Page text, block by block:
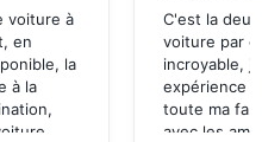
voiture à
en
la
à la
C'est la
voiture par
incroyable,
expérience
toute ma
avec les